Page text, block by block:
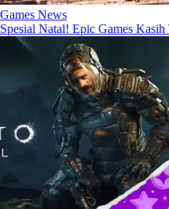
Games News
Spesial Natal! Epic Games